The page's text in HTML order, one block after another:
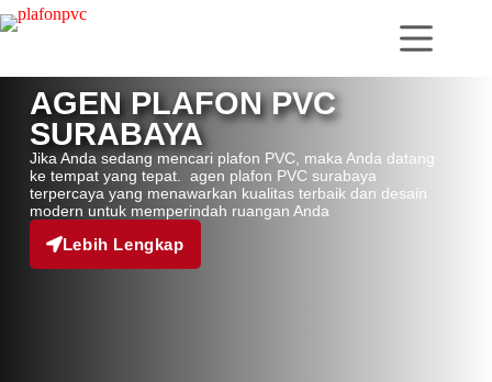
AGEN PLAFON PVC
SURABAYA
Jika Anda sedang mencari plafon PVC, maka Anda datang
ke tempat yang tepat. agen plafon PVC surabaya
terpercaya yang menawarkan kualitas terbaik dan desain
modern untuk memperindah ruangan Anda
Lebih Lengkap